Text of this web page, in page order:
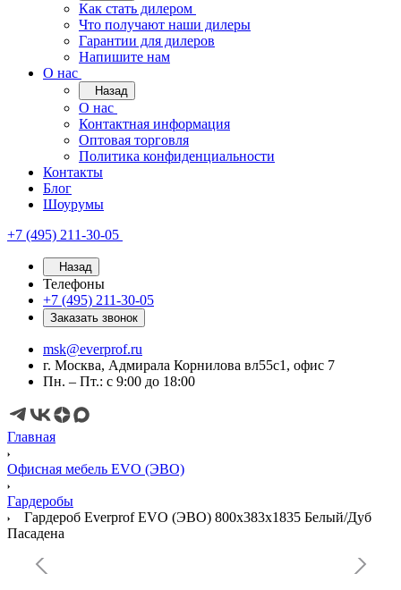
Как стать дилером
Что получают наши дилеры
Гарантии для дилеров
Напишите нам
О нас
Назад
О нас
Контактная информация
Оптовая торговля
Политика конфиденциальности
Контакты
Блог
Шоурумы
+7 (495) 211-30-05
Назад
Телефоны
+7 (495) 211-30-05
Заказать звонок
msk@everprof.ru
г. Москва, Адмирала Корнилова вл55с1, офис 7
Пн. – Пт.: с 9:00 до 18:00
Главная
Офисная мебель EVO (ЭВО)
Гардеробы
Гардероб Everprof EVO (ЭВО) 800х383x1835 Белый/Дуб
Пасадена